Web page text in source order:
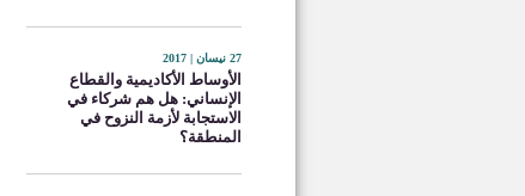
27 نيسان | 2017
الأوساط الأكاديمية والقطاع
الإنساني: هل هم شركاء في
الاستجابة لأزمة النزوح في
المنطقة؟